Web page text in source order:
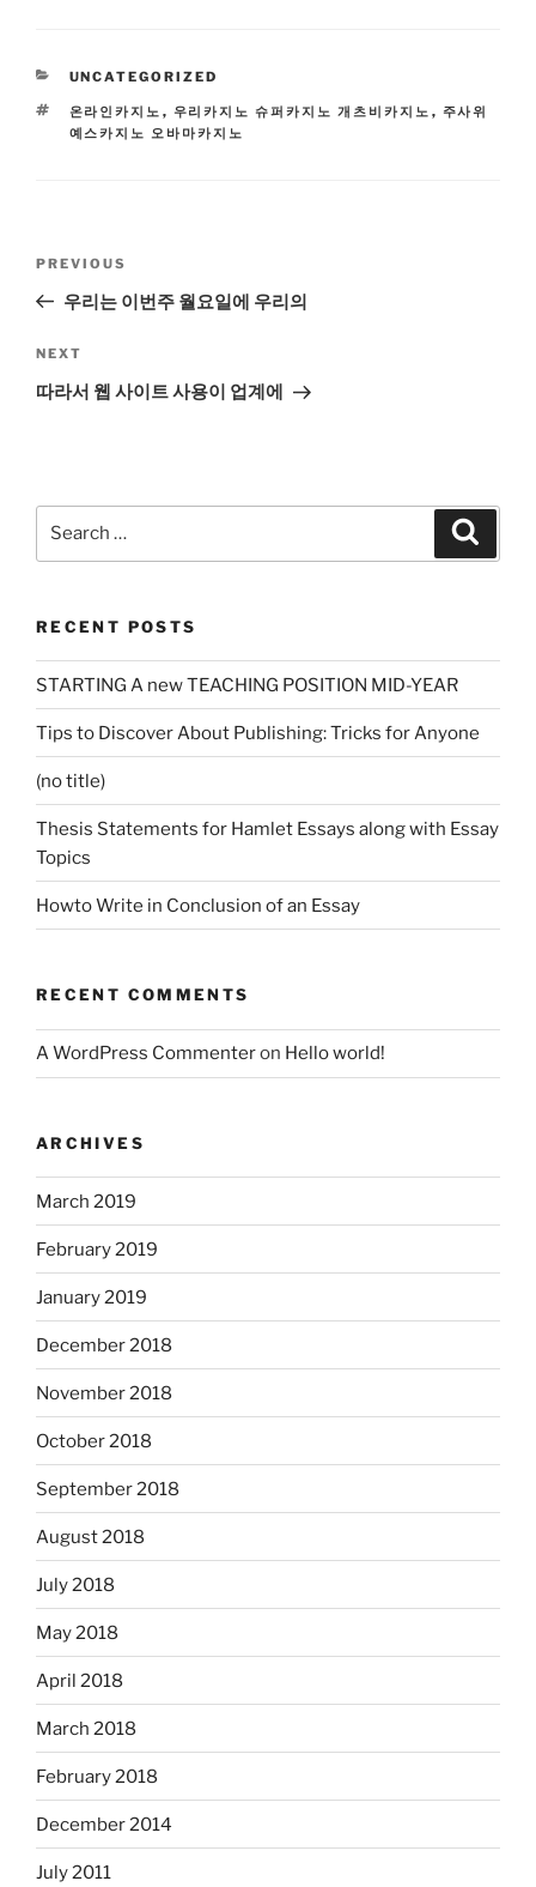
CATEGORIES
UNCATEGORIZED
TAGS
온라인카지노 , 우리카지노 슈퍼카지노 개츠비카지노 , 주사위
예스카지노 오바마카지노
Previous
Post
PREVIOUS
우리는 이번주 월요일에 우리의
Next
Post
NEXT
따라서 웹 사이트 사용이 업계에
RECENT POSTS
STARTING A new TEACHING POSITION MID-YEAR
Tips to Discover About Publishing: Tricks for Anyone
(no title)
Thesis Statements for Hamlet Essays along with Essay
Topics
Howto Write in Conclusion of an Essay
RECENT COMMENTS
A WordPress Commenteron Hello world!
ARCHIVES
March 2019
February 2019
January 2019
December 2018
November 2018
October 2018
September 2018
August 2018
July 2018
May 2018
April 2018
March 2018
February 2018
December 2014
July 2011